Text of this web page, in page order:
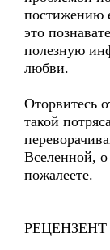
постижению
это
полезную
любви.
Оторвитесь
такой
Вселенной,
пожалеете.
РЕЦЕНЗЕНТ